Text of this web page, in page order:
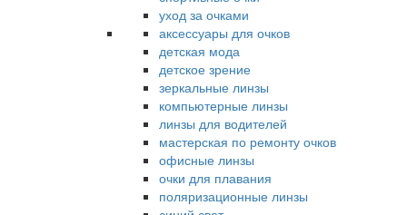
уход за очками
аксессуары для очков
детская мода
детское зрение
зеркальные линзы
компьютерные линзы
линзы для водителей
мастерская по ремонту очков
офисные линзы
очки для плавания
поляризационные линзы